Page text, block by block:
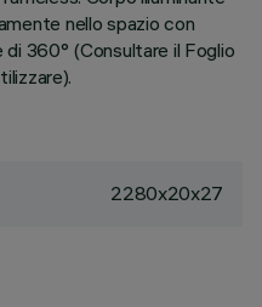
nello spazio con
360° (Consultare il Foglio
2280x20x27